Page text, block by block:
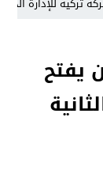
لرئيس الوزراء, المندلاوي والخزعلي
لواشنطن والصدام
يفتح